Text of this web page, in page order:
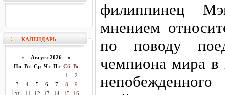
КАЛЕНДАРЬ
«
Август 2026 »
Пн Вт Ср Чт Пт Сб Вс
1
2
3
4 5 6 7 8
9
11 12 13 14 15
16
филиппинец
мнением
по поводу
чемпиона мира в